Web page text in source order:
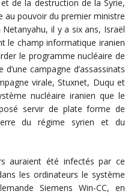
de la destruction de la Syrie,
au pouvoir du premier ministre
il y a six ans, Israël
le champ informatique iranien
le programme nucléaire de
campagne d’assassinats
virale, Stuxnet, Duqu et
nucléaire iranien que le
servir de plate forme de
du régime syrien et du
auraient été infectés par ce
les ordinateurs le système
Siemens Win-CC, en